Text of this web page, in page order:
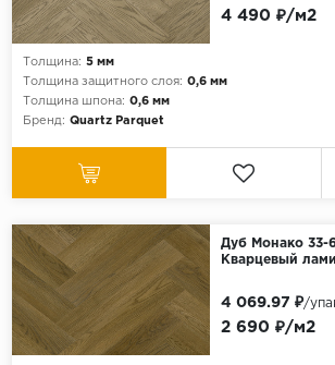
Толщина: 5 мм
Толщина защитного слоя: 0,6 мм
Толщина шпона: 0,6 мм
Бренд: Quartz Parquet
4 490 ₽/м2
Дуб Монако 33-
Кварцевый
2 690 ₽/м2
4 069.97 ₽/